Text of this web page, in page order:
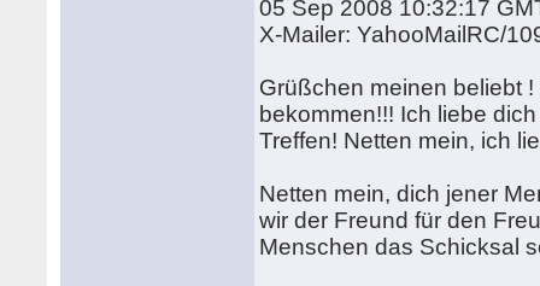
05 Sep 2008 10:32:17
X-Mailer: YahooMailRC/
Grüßchen meinen beliebt
bekommen!!! Ich liebe
Treffen! Netten mein, ich
Netten mein, dich jener
wir der Freund für den
Menschen das Schicksal